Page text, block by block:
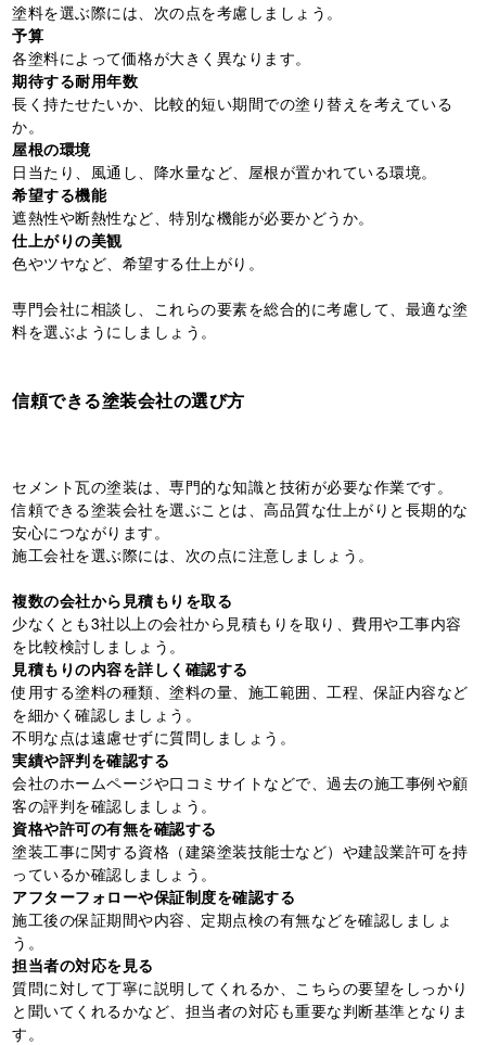
塗料を選ぶ際には、次の点を考慮しましょう。
予算
各塗料によって価格が大きく異なります。
期待する耐用年数
長く持たせたいか、比較的短い期間での塗り替えを考えている
か。
屋根の環境
日当たり、風通し、降水量など、屋根が置かれている環境。
希望する機能
遮熱性や断熱性など、特別な機能が必要かどうか。
仕上がりの美観
色やツヤなど、希望する仕上がり。
専門会社に相談し、これらの要素を総合的に考慮して、最適な塗
料を選ぶようにしましょう。
信頼できる塗装会社の選び方
セメント瓦の塗装は、専門的な知識と技術が必要な作業です。
信頼できる塗装会社を選ぶことは、高品質な仕上がりと長期的な
安心につながります。
施工会社を選ぶ際には、次の点に注意しましょう。
複数の会社から見積もりを取る
少なくとも3社以上の会社から見積もりを取り、費用や工事内容
を比較検討しましょう。
見積もりの内容を詳しく確認する
使用する塗料の種類、塗料の量、施工範囲、工程、保証内容など
を細かく確認しましょう。
不明な点は遠慮せずに質問しましょう。
実績や評判を確認する
会社のホームページや口コミサイトなどで、過去の施工事例や顧
客の評判を確認しましょう。
資格や許可の有無を確認する
塗装工事に関する資格（建築塗装技能士など）や建設業許可を持
っているか確認しましょう。
アフターフォローや保証制度を確認する
施工後の保証期間や内容、定期点検の有無などを確認しましょ
う。
担当者の対応を見る
質問に対して丁寧に説明してくれるか、こちらの要望をしっかり
と聞いてくれるかなど、担当者の対応も重要な判断基準となりま
す。